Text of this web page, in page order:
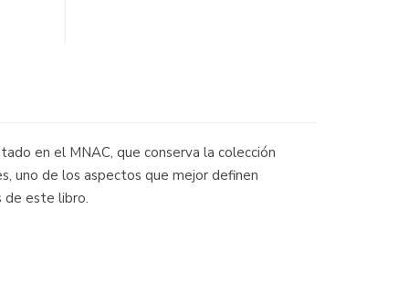
en el MNAC, que conserva la colección
uno de los aspectos que mejor definen
de este libro.